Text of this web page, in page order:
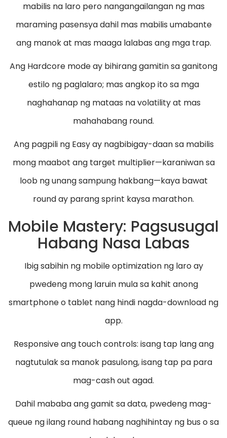
mabilis na laro pero nangangailangan ng mas
maraming pasensya dahil mas mabilis umabante
ang manok at mas maaga lalabas ang mga trap.
Ang Hardcore mode ay bihirang gamitin sa ganitong
estilo ng paglalaro; mas angkop ito sa mga
naghahanap ng mataas na volatility at mas
mahahabang round.
Ang pagpili ng Easy ay nagbibigay-daan sa mabilis
mong maabot ang target multiplier—karaniwan sa
loob ng unang sampung hakbang—kaya bawat
round ay parang sprint kaysa marathon.
Mobile Mastery: Pagsusugal
Habang Nasa Labas
Ibig sabihin ng mobile optimization ng laro ay
pwedeng mong laruin mula sa kahit anong
smartphone o tablet nang hindi nagda-download ng
app.
Responsive ang touch controls: isang tap lang ang
nagtutulak sa manok pasulong, isang tap pa para
mag-cash out agad.
Dahil mababa ang gamit sa data, pwedeng mag-
queue ng ilang round habang naghihintay ng bus o sa